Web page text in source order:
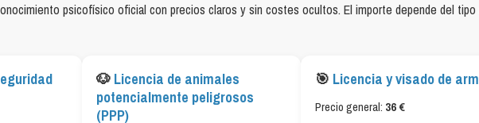
psicofísico oficial con precios claros y sin costes ocultos. El importe depende del
🐶 Licencia de animales
potencialmente peligrosos
(PPP)
🎯 Licencia y visado de
Precio general: 36 €